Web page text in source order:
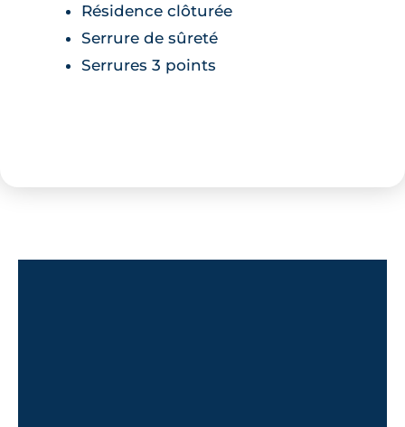
Résidence clôturée
Serrure de sûreté
Serrures 3 points